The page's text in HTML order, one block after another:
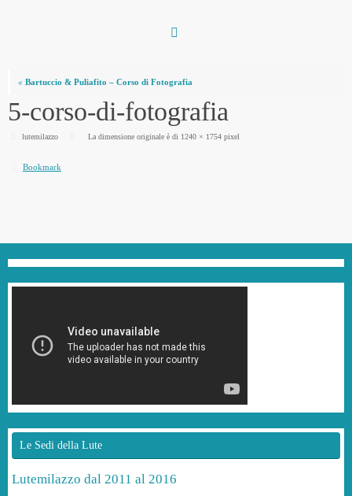
« Bartuccio & Puliafito – Corso di Fotografia
5-corso-di-fotografia
lutemilazzo La dimensione originale è di 1240 × 1754 pixel
Bookmark
Le Sedi della Lute
Lutemilazzo dal 2011 al 2016